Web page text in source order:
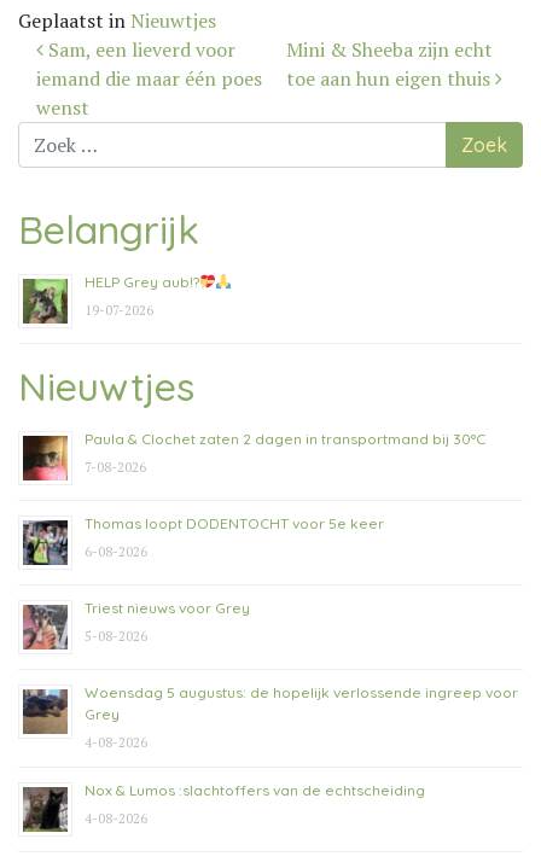
Geplaatst in Nieuwtjes
Bericht
navigatie
Sam, een lieverd voor
iemand die maar één poes
wenst
Mini & Sheeba zijn echt
toe aan hun eigen thuis
Zoek
naar:
Belangrijk
HELP Grey aub!?
19-07-2026
Nieuwtjes
Paula & Clochet zaten 2 dagen in transportmand bij 30°C
7-08-2026
Thomas loopt DODENTOCHT voor 5e keer
6-08-2026
Triest nieuws voor Grey
5-08-2026
Woensdag 5 augustus: de hopelijk verlossende ingreep voor
Grey
4-08-2026
Nox & Lumos :slachtoffers van de echtscheiding
4-08-2026